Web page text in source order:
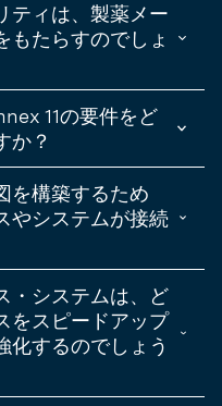
を捕捉し、各バッチまたはデ
履歴を作成します。その目的
件下で、何が起こったかを文
規制コンプライアンスを確保
タからの継続的改善、原材料
ドの可視化、問題が発生した
能力などのメリットがありま
ティは、製薬メー
もたらすのでしょ
す。製造業者は、逸脱が発生
レビュー時間を短縮し、逸脱
により、コンプライアンス態
レーサビリティは、製薬会社
高品質な製品をより早く市場
11の要件をど
か？
Part 11/Annex 11をサポー
に対応する機能を備えていま
アプローチは、GxP 期待に応
監査証跡は、手順管理を維持
な監査証跡により、手順管理
セス品質チェックとデータ検
、記録が最初から正しく作成
を構築するため
やシステムが接続
て記録を同期させます。典型
、材料、仕様、テスト結
ンクします。Tulipコネクタ
）が、指導された作業指示
うに、シームレスなデータフ
・システムは、ど
をスピードアップ
化するのでしょう